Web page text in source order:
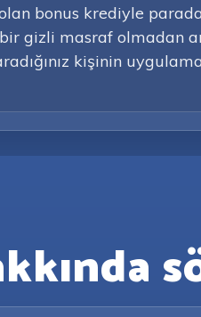
bonus krediyle
gizli masraf olmadan
kişinin